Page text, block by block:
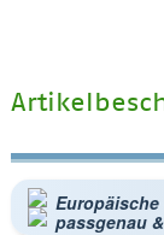
passgenau